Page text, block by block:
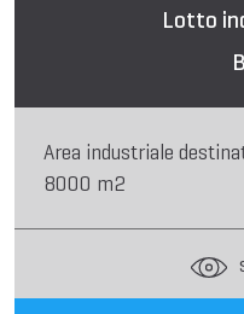
Lotto
Area industriale
8000 m2